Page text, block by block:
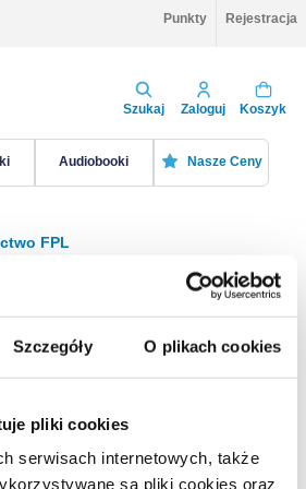
Szczegóły O plikach cookies
pliki cookies
serwisach internetowych, także
są pliki cookies oraz
Punkty Rejestracja
Szukaj Zaloguj Koszyk
Audiobooki Nasze Ceny
FPL
Sortuj
Na stronie